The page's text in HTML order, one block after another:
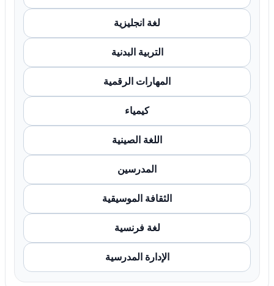
لغة انجليزية
التربية البدنية
المهارات الرقمية
كيمياء
اللغة الصينية
المدرسين
الثقافة الموسيقية
لغة فرنسية
الإدارة المدرسية